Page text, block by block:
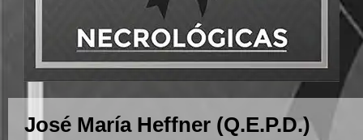
José María Heffner (Q.E.P.D.)